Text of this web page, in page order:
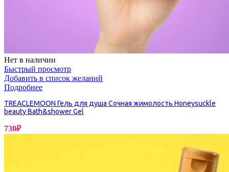
Нет в наличии
Быстрый просмотр
Добавить в список желаний
Подробнее
TREACLEMOON Гель для душа Сочная жимолость Honeysuckle
beauty Bath&shower Gel
730₽